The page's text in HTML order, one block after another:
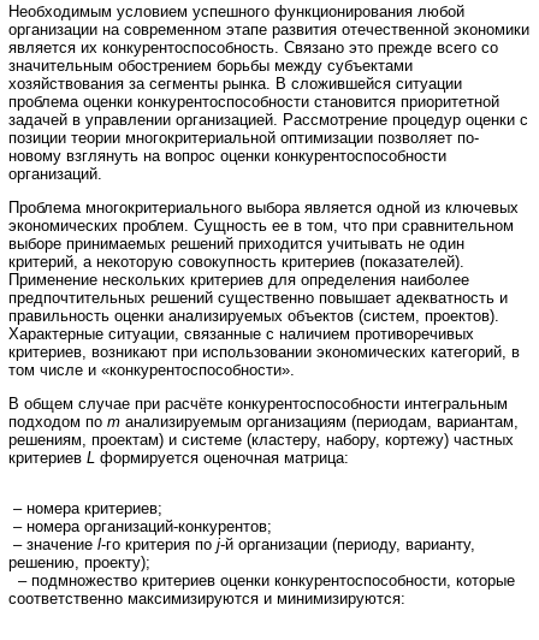
Необходимым условием успешного функционирования любой
организации на современном этапе развития отечественной экономики
является их конкурентоспособность. Связано это прежде всего со
значительным обострением борьбы между субъектами
хозяйствования за сегменты рынка. В сложившейся ситуации
проблема оценки конкурентоспособности становится приоритетной
задачей в управлении организацией. Рассмотрение процедур оценки с
позиции теории многокритериальной оптимизации позволяет по-
новому взглянуть на вопрос оценки конкурентоспособности
организаций.
Проблема многокритериального выбора является одной из ключевых
экономических проблем. Сущность ее в том, что при сравнительном
выборе принимаемых решений приходится учитывать не один
критерий, а некоторую совокупность критериев (показателей).
Применение нескольких критериев для определения наиболее
предпочтительных решений существенно повышает адекватность и
правильность оценки анализируемых объектов (систем, проектов).
Характерные ситуации, связанные с наличием противоречивых
критериев, возникают при использовании экономических категорий, в
том числе и «конкурентоспособности».
В общем случае при расчёте конкурентоспособности интегральным
подходом по m анализируемым организациям (периодам, вариантам,
решениям, проектам) и системе (кластеру, набору, кортежу) частных
критериев L формируется оценочная матрица:
– номера критериев;
– номера организаций-конкурентов;
– значение l-го критерия по j-й организации (периоду, варианту,
решению, проекту);
– подмножество критериев оценки конкурентоспособности, которые
соответственно максимизируются и минимизируются: